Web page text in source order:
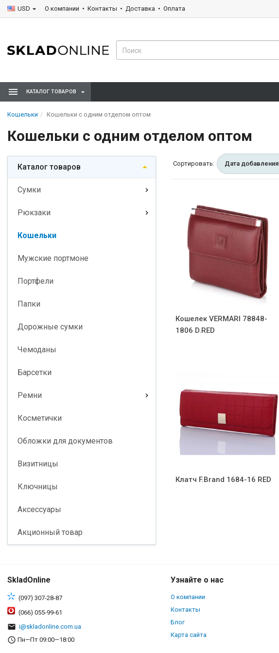
USD О компании Контакты Доставка Оплата
КАТАЛОГ ТОВАРОВ
Кошельки Кошельки с одним отделом оптом
Кошельки с одним отделом оптом
Каталог товаров
Сумки
Рюкзаки
Кошельки
Мужские портмоне
Портфели
Папки
Дорожные сумки
Чемоданы
Барсетки
Ремни
Косметички
Обложки для документов
Визитницы
Ключницы
Аксессуары
Акционный товар
Сортировать: Дата добавления
Кошелек VERMARI 78848-
1806 D.RED
Клатч F.Brand 1684-16 RED
SkladOnline
(097) 307-28-87
(066) 055-99-61
i@skladonline.com.ua
Пн—Пт 09:00—18:00
Узнайте о нас
О компании
Контакты
Блог
Карта сайта